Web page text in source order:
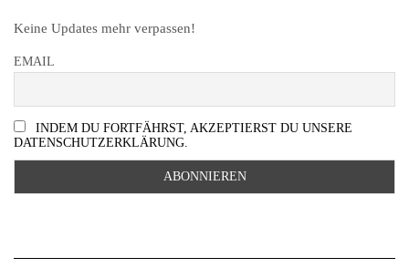
Keine Updates mehr verpassen!
EMAIL
INDEM DU FORTFÄHRST, AKZEPTIERST DU UNSERE
DATENSCHUTZERKLÄRUNG.